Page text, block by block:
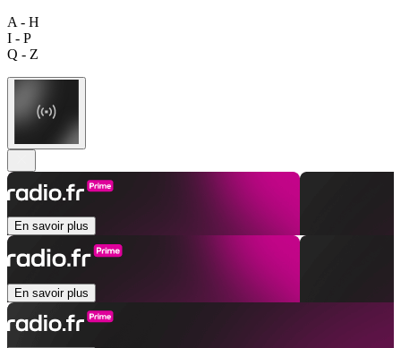
A - H
I - P
Q - Z
En savoir plus
En savoir plus